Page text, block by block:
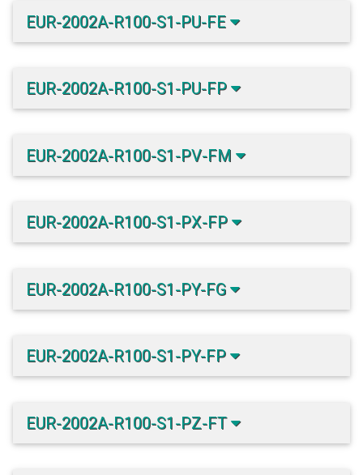
EUR-2002A-R100-S1-PU-FE
EUR-2002A-R100-S1-PU-FP
EUR-2002A-R100-S1-PV-FM
EUR-2002A-R100-S1-PX-FP
EUR-2002A-R100-S1-PY-FG
EUR-2002A-R100-S1-PY-FP
EUR-2002A-R100-S1-PZ-FT